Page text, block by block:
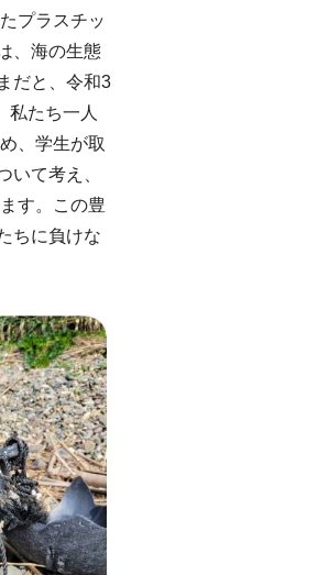
プラスチッ
、海の生態
だと、令和3
私たち一人
、学生が取
て考え、
す。この豊
ちに負けな